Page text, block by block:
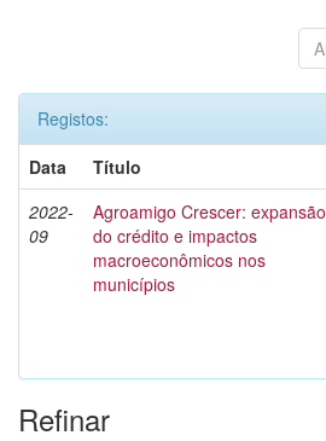
Registos:
Data
Título
2022-
09
Agroamigo Crescer: expansão
do crédito e impactos
macroeconômicos nos
municípios
Refinar